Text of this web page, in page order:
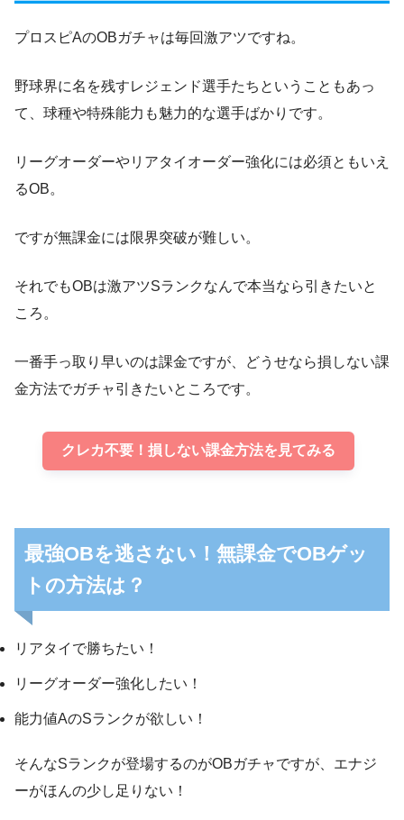
プロスピAのOBガチャは毎回激アツですね。
野球界に名を残すレジェンド選手たちということもあっ
て、球種や特殊能力も魅力的な選手ばかりです。
リーグオーダーやリアタイオーダー強化には必須ともいえ
るOB。
ですが無課金には限界突破が難しい。
それでもOBは激アツSランクなんで本当なら引きたいと
ころ。
一番手っ取り早いのは課金ですが、どうせなら損しない課
金方法でガチャ引きたいところです。
クレカ不要！損しない課金方法を見てみる
最強OBを逃さない！無課金でOBゲッ
トの方法は？
リアタイで勝ちたい！
リーグオーダー強化したい！
能力値AのSランクが欲しい！
そんなSランクが登場するのがOBガチャですが、エナジ
ーがほんの少し足りない！